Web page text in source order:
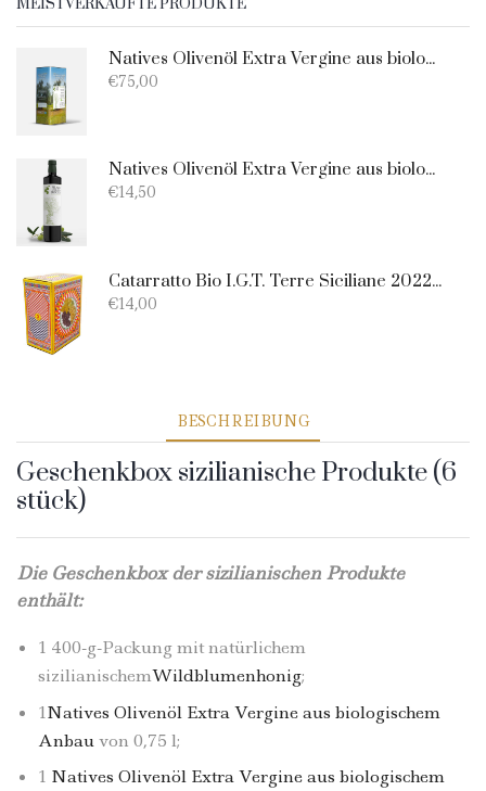
MEISTVERKAUFTE PRODUKTE
Natives Olivenöl Extra Vergine aus biologischem - Dose 5 liter
€75,00
Natives Olivenöl Extra Vergine aus biologischem Anbau - 750 ml
€14,50
Catarratto Bio I.G.T. Terre Siciliane 2022 - Bag-in-Box 5lt
€14,00
BESCHREIBUNG
Geschenkbox sizilianische Produkte (6
stück)
Die Geschenkbox der sizilianischen Produkte
enthält:
1 400-g-Packung mit natürlichem
sizilianischemWildblumenhonig;
1Natives Olivenöl Extra Vergine aus biologischem
Anbauvon 0,75 l;
1 Natives Olivenöl Extra Vergine aus biologischem